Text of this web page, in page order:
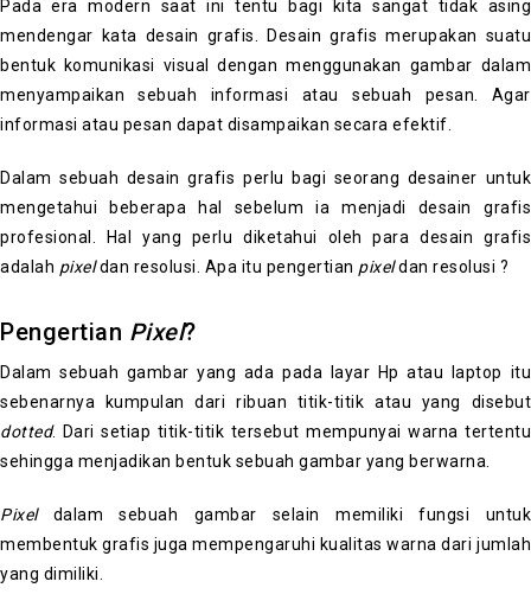
Pada era modern saat ini tentu bagi kita sangat tidak asing
mendengar kata desain grafis. Desain grafis merupakan suatu
bentuk komunikasi visual dengan menggunakan gambar dalam
menyampaikan sebuah informasi atau sebuah pesan. Agar
informasi atau pesan dapat disampaikan secara efektif.
Dalam sebuah desain grafis perlu bagi seorang desainer untuk
mengetahui beberapa hal sebelum ia menjadi desain grafis
profesional. Hal yang perlu diketahui oleh para desain grafis
adalah pixeldan resolusi. Apa itu pengertian pixeldan resolusi ?
Pengertian Pixel?
Dalam sebuah gambar yang ada pada layar Hp atau laptop itu
sebenarnya kumpulan dari ribuan titik-titik atau yang disebut
dotted. Dari setiap titik-titik tersebut mempunyai warna tertentu
sehingga menjadikan bentuk sebuah gambar yang berwarna.
Pixeldalam sebuah gambar selain memiliki fungsi untuk
membentuk grafis juga mempengaruhi kualitas warna dari jumlah
yang dimiliki.